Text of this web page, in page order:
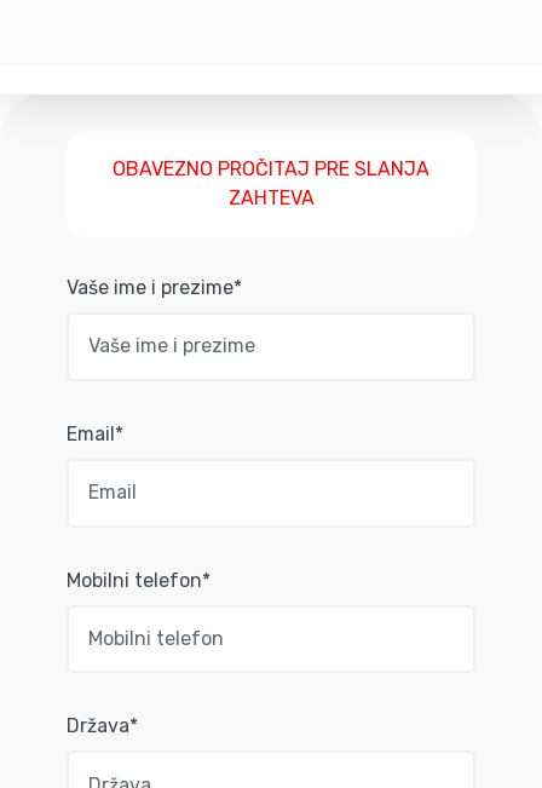
OBAVEZNO PROČITAJ PRE SLANJA
ZAHTEVA
Vaše ime i prezime*
Email*
Mobilni telefon*
Država*